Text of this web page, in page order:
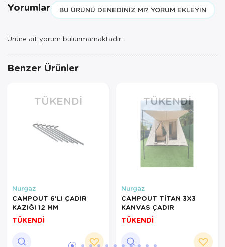
Yorumlar BU ÜRÜNÜ DENEDINIZ MI? YORUM EKLEYIN
Ürüne ait yorum bulunmamaktadır.
Benzer Ürünler
TÜKENDI
Nurgaz
CAMPOUT 6'LI ÇADIR
KAZIĞI 12 MM
TÜKENDİ
TÜKENDI
Nurgaz
CAMPOUT TİTAN 3X3
KANVAS ÇADIR
TÜKENDİ